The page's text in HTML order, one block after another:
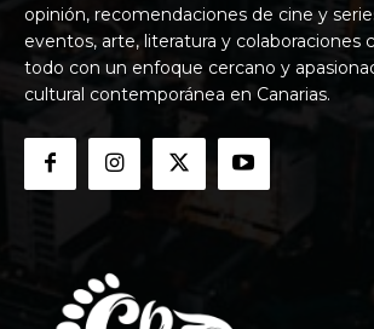
opinión, recomendaciones de cine y
eventos, arte, literatura y colaboraciones
todo con un enfoque cercano y
cultural contemporánea en Canarias.